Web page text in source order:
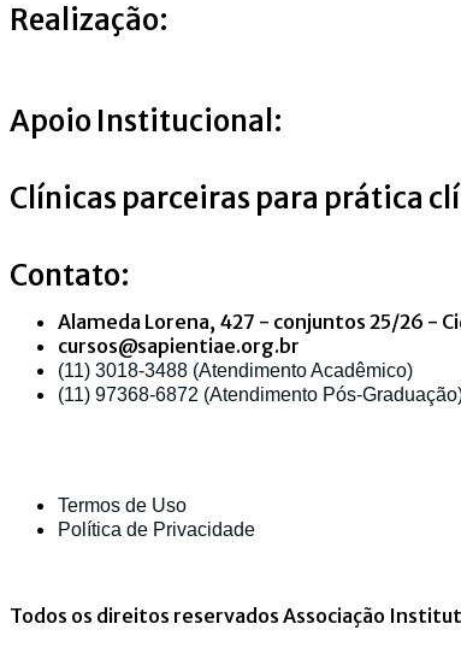
Realização:
Apoio Institucional:
Clínicas parceiras para prática
Contato:
Alameda Lorena, 427 - conjuntos 25/26 -
cursos@sapientiae.org.br
(11) 3018-3488 (Atendimento Acadêmico)
(11) 97368-6872 (Atendimento Pós-
Termos de Uso
Política de Privacidade
Todos os direitos reservados Associação